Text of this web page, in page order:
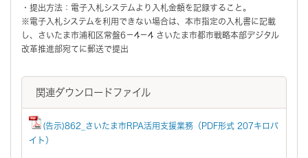
・提出方法：電子入札システムより入札金額を記録すること。
※電子入札システムを利用できない場合は、本市指定の入札書に記載
し、さいたま市浦和区常盤6－4－4 さいたま市都市戦略本部デジタル
改革推進部宛てに郵送で提出
関連ダウンロードファイル
(告示)862_さいたま市RPA活用支援業務（PDF形式 207キロバ
イト）